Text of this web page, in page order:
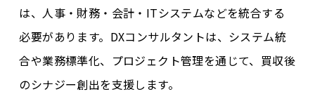
は、人事・財務・会計・ITシステムなどを統合する
必要があります。DXコンサルタントは、システム統
合や業務標準化、プロジェクト管理を通じて、買収後
のシナジー創出を支援します。